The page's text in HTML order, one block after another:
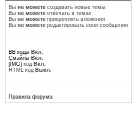
Вы не можете создавать новые темы
Вы не можете отвечать в темах
Вы не можете прикреплять вложения
Вы не можете редактировать свои сообщения
BB коды Вкл.
Смайлы Вкл.
[IMG] код Вкл.
HTML код Выкл.
Правила форума